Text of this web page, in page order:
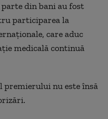
din bani au fost
participarea la
care aduc
medicală continuă
premierului nu este însă